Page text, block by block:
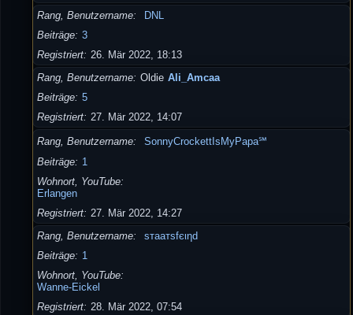
Rang, Benutzername
DNL
Beiträge 3
Registriert 26. Mär 2022, 18:13
Rang, Benutzername Oldie Ali_Amcaa
Beiträge 5
Registriert 27. Mär 2022, 14:07
Rang, Benutzername
SonnyCrockettIsMyPapa℠
Beiträge
1
Wohnort, YouTube
Erlangen
Registriert 27. Mär 2022, 14:27
Rang, Benutzername
ѕтaaтѕfєιηd
Beiträge
1
Wohnort, YouTube
Wanne-Eickel
Registriert 28. Mär 2022, 07:54